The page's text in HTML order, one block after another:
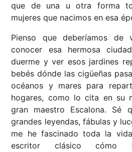
que de una u otra forma
mujeres que nacimos en esa
Pienso que deberíamos
conocer esa hermosa
duerme y ver esos jardines
bebés dónde las cigüeñas
océanos y mares para
hogares, como lo cita en su
gran maestro Escalona. Sé
grandes leyendas, fábulas y
me he fascinado toda la
escritor clásico